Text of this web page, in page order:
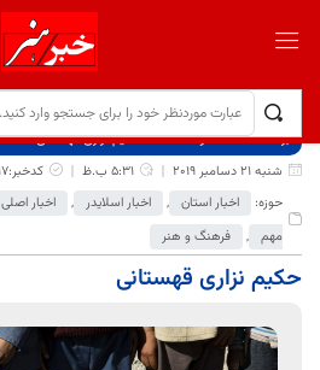
برگ نخست نوشته‌ها
حکیم نزاری قهستانی
شنبه 21 دسامبر 2019
5:31 ب.ظ
کدخبر:33117
حوزه:
اخبار استان , اخبار اسلایدر , اخبار اصلی
مهم , فرهنگ و هنر
حکیم نزاری قهستانی